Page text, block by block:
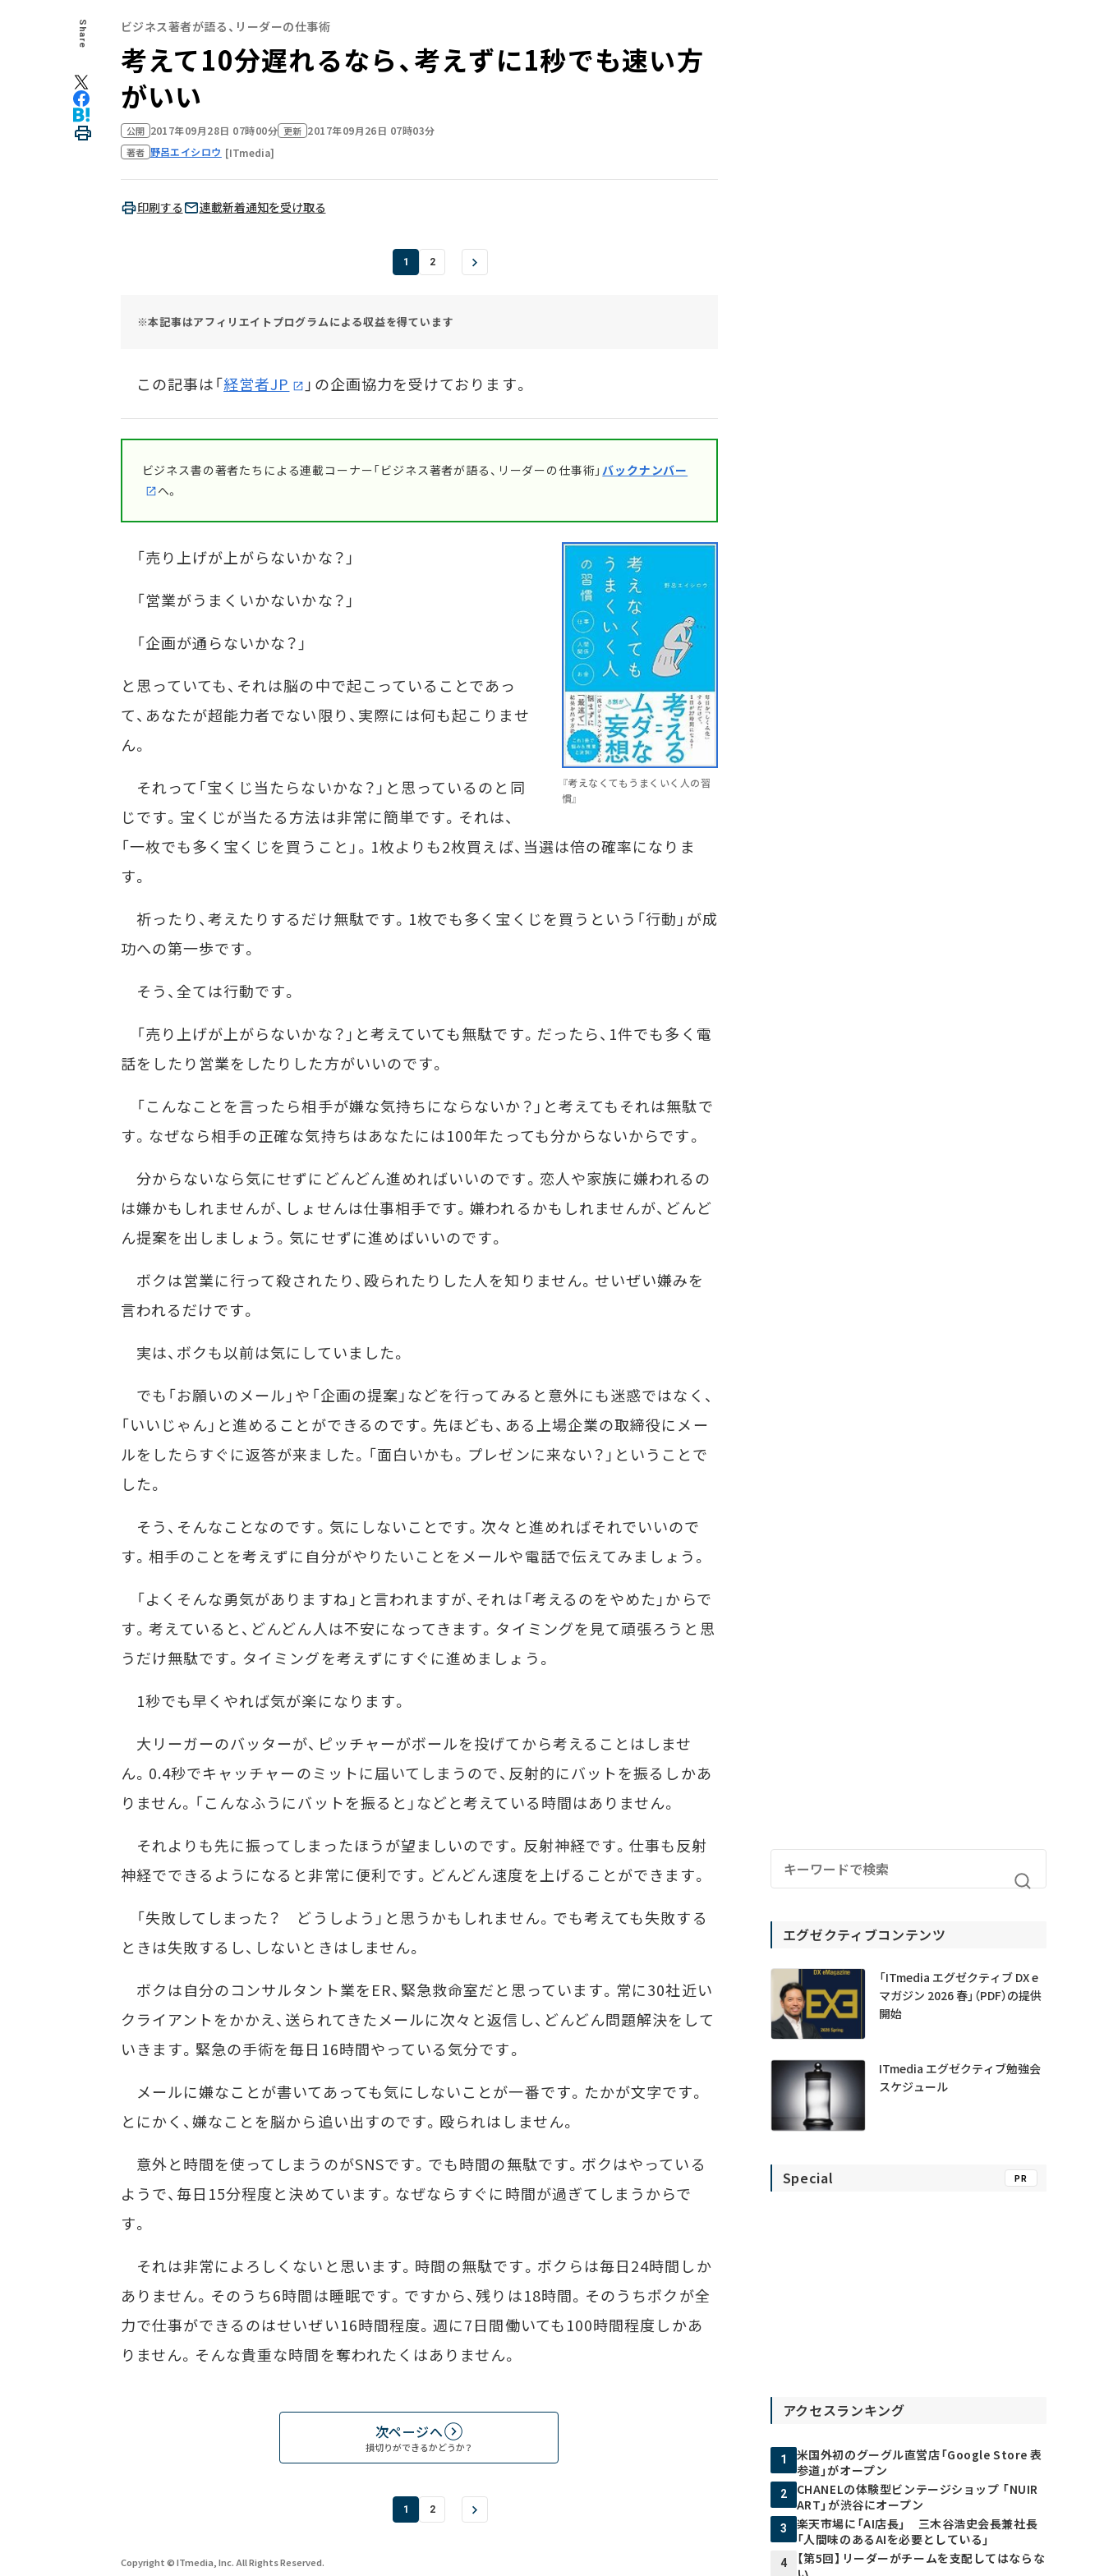
Share ビジネス著者が語る、リーダーの仕事術
考えて10分遅れるなら、考えずに1秒でも速い方
がいい
公開 2017年09月28日 07時00分 更新 2017年09月26日 07時03分
著者 野呂エイシロウ [ITmedia]
印刷する 連載新着通知を受け取る
1 2
※本記事はアフィリエイトプログラムによる収益を得ています
この記事は「経営者JP 」の企画協力を受けております。
ビジネス書の著者たちによる連載コーナー「ビジネス著者が語る、リーダーの仕事術」バックナンバー
へ。
『考えなくてもうまくいく人の習
慣』
「売り上げが上がらないかな？」
「営業がうまくいかないかな？」
「企画が通らないかな？」
と思っていても、それは脳の中で起こっていることであっ
て、あなたが超能力者でない限り、実際には何も起こりませ
ん。
それって「宝くじ当たらないかな？」と思っているのと同
じです。宝くじが当たる方法は非常に簡単です。それは、
「一枚でも多く宝くじを買うこと」。1枚よりも2枚買えば、当選は倍の確率になりま
す。
祈ったり、考えたりするだけ無駄です。1枚でも多く宝くじを買うという「行動」が成
功への第一歩です。
そう、全ては行動です。
「売り上げが上がらないかな？」と考えていても無駄です。だったら、1件でも多く電
話をしたり営業をしたりした方がいいのです。
「こんなことを言ったら相手が嫌な気持ちにならないか？」と考えてもそれは無駄で
す。なぜなら相手の正確な気持ちはあなたには100年たっても分からないからです。
分からないなら気にせずにどんどん進めればいいのです。恋人や家族に嫌われるの
は嫌かもしれませんが、しょせんは仕事相手です。嫌われるかもしれませんが、どんど
ん提案を出しましょう。気にせずに進めばいいのです。
ボクは営業に行って殺されたり、殴られたりした人を知りません。せいぜい嫌みを
言われるだけです。
実は、ボクも以前は気にしていました。
でも「お願いのメール」や「企画の提案」などを行ってみると意外にも迷惑ではなく、
「いいじゃん」と進めることができるのです。先ほども、ある上場企業の取締役にメー
ルをしたらすぐに返答が来ました。「面白いかも。プレゼンに来ない？」ということで
した。
そう、そんなことなのです。気にしないことです。次々と進めればそれでいいので
す。相手のことを考えずに自分がやりたいことをメールや電話で伝えてみましょう。
「よくそんな勇気がありますね」と言われますが、それは「考えるのをやめた」からで
す。考えていると、どんどん人は不安になってきます。タイミングを見て頑張ろうと思
うだけ無駄です。タイミングを考えずにすぐに進めましょう。
1秒でも早くやれば気が楽になります。
大リーガーのバッターが、ピッチャーがボールを投げてから考えることはしませ
ん。0.4秒でキャッチャーのミットに届いてしまうので、反射的にバットを振るしかあ
りません。「こんなふうにバットを振ると」などと考えている時間はありません。
それよりも先に振ってしまったほうが望ましいのです。反射神経です。仕事も反射
神経でできるようになると非常に便利です。どんどん速度を上げることができます。
「失敗してしまった？ どうしよう」と思うかもしれません。でも考えても失敗する
ときは失敗するし、しないときはしません。
ボクは自分のコンサルタント業をER、緊急救命室だと思っています。常に30社近い
クライアントをかかえ、送られてきたメールに次々と返信し、どんどん問題解決をして
いきます。緊急の手術を毎日16時間やっている気分です。
メールに嫌なことが書いてあっても気にしないことが一番です。たかが文字です。
とにかく、嫌なことを脳から追い出すのです。殴られはしません。
意外と時間を使ってしまうのがSNSです。でも時間の無駄です。ボクはやっている
ようで、毎日15分程度と決めています。なぜならすぐに時間が過ぎてしまうからで
す。
それは非常によろしくないと思います。時間の無駄です。ボクらは毎日24時間しか
ありません。そのうち6時間は睡眠です。ですから、残りは18時間。そのうちボクが全
力で仕事ができるのはせいぜい16時間程度。週に7日間働いても100時間程度しかあ
りません。そんな貴重な時間を奪われたくはありません。
次ページへ
損切りができるかどうか？
1 2
Copyright © ITmedia, Inc. All Rights Reserved.
エグゼクティブコンテンツ
「ITmedia エグゼクティブ DX e
マガジン 2026 春」（PDF）の提供
開始
ITmedia エグゼクティブ勉強会
スケジュール
Special PR
アクセスランキング
1
米国外初のグーグル直営店「Google Store 表
参道」がオープン
2
CHANELの体験型ビンテージショップ 「NUIR
ART」が渋谷にオープン
3
楽天市場に「AI店長」 三木谷浩史会長兼社長
「人間味のあるAIを必要としている」
4
【第5回】リーダーがチームを支配してはならな